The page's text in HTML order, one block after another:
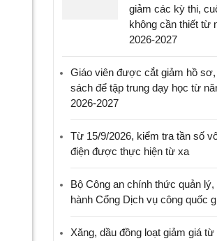
giảm các kỳ thi,
không cần thiết từ
2026-2027
Giáo viên được cắt giảm hồ
sách để tập trung dạy học từ
2026-2027
Từ 15/9/2026, kiểm tra tần số
điện được thực hiện từ xa
Bộ Công an chính thức quản lý,
hành Cổng Dịch vụ công quốc
Xăng, dầu đồng loạt giảm giá từ